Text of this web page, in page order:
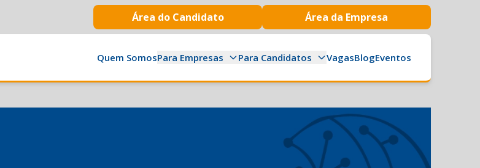
Área do Candidato Área da Empresa
Quem SomosPara Empresas Para Candidatos VagasBlogEventos